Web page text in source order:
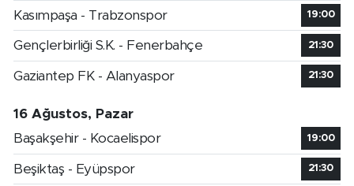
Kasımpaşa - Trabzonspor 19:00
Gençlerbirliği S.K. - Fenerbahçe 21:30
Gaziantep FK - Alanyaspor 21:30
16 Ağustos, Pazar
Başakşehir - Kocaelispor
19:00
Beşiktaş - Eyüpspor 21:30